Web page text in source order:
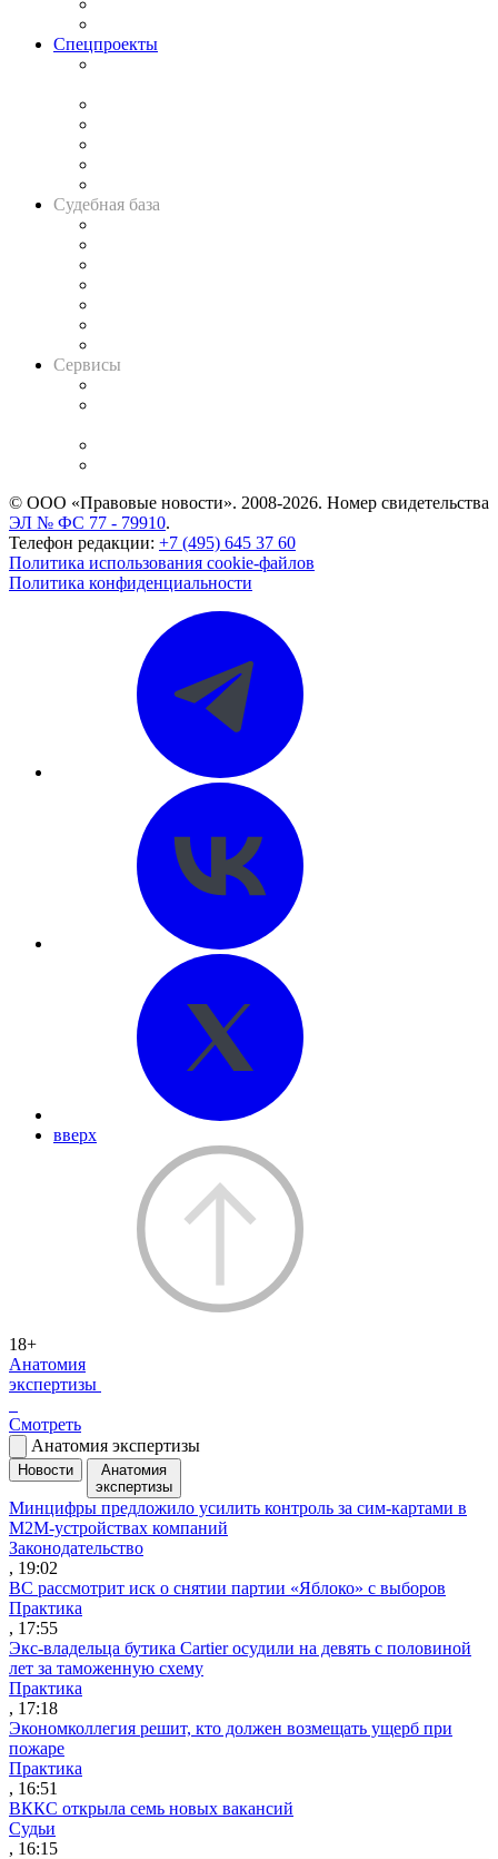
Спецпроекты
Судебная база
Сервисы
© ООО «Правовые новости». 2008-2026. Номер свидетельства
ЭЛ № ФС 77 - 79910.
Телефон редакции: +7 (495) 645 37 60
Политика использования cookie-файлов
Политика конфиденциальности
вверх
18+
Анатомия
экспертизы
Смотреть
Анатомия экспертизы
Новости
Анатомия
экспертизы
Минцифры предложило усилить контроль за сим-картами в
M2M-устройствах компаний
Законодательство
, 19:02
ВС рассмотрит иск о снятии партии «Яблоко» с выборов
Практика
, 17:55
Экс-владельца бутика Cartier осудили на девять с половиной
лет за таможенную схему
Практика
, 17:18
Экономколлегия решит, кто должен возмещать ущерб при
пожаре
Практика
, 16:51
ВККС открыла семь новых вакансий
Судьи
, 16:15